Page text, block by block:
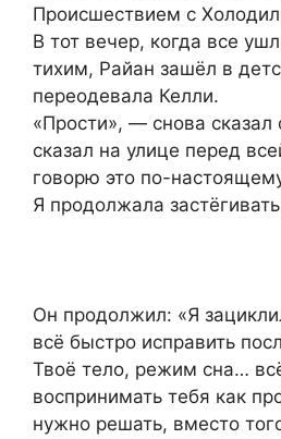
Происшествием с
В тот вечер, когда все
тихим, Райан зашёл в
переодевала Келли.
«Прости», — снова сказал
сказал на улице перед
говорю это по-
Я продолжала
Он продолжил: «Я
всё быстро исправить
Твоё тело, режим сна…
воспринимать тебя как
нужно решать, вместо